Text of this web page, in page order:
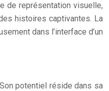
de représentation visuelle,
histoires captivantes. La
dans l’interface d’un
potentiel réside dans sa